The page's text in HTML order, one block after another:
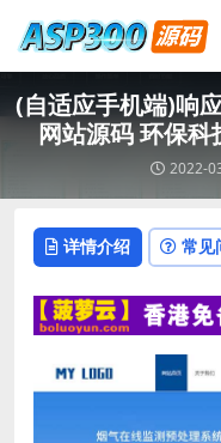
(自适应手机端)响
网站源码 环保
2022-
详情介绍 常见